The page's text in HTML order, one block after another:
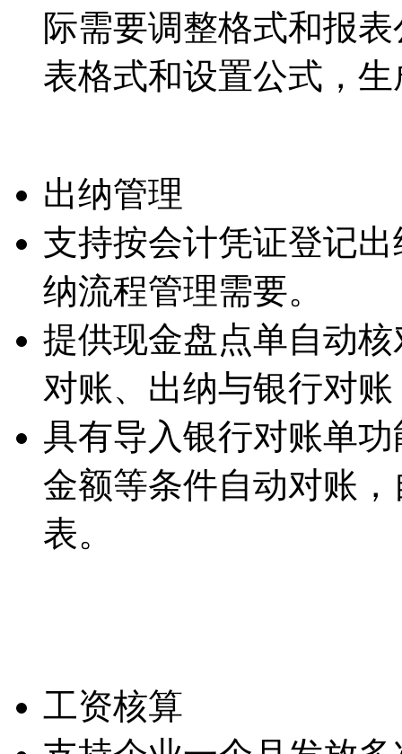
际需要调整格式和报
表格式和设置公式，
出纳管理
支持按会计凭证登记
纳流程管理需要。
提供现金盘点单自动
对账、出纳与银行对
具有导入银行对账单
金额等条件自动对账
表。
工资核算